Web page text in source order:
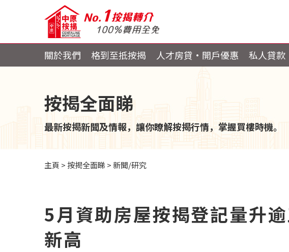
關於我們 格到至抵按揭 人才房貸・開戶優惠 私人貸款
按揭全面睇
最新按揭新聞及情報，讓你瞭解按揭行情，掌握買樓時機。
主頁 >按揭全面睇 >新聞/研究
5月資助房屋按揭登記量升
新高